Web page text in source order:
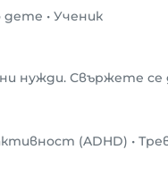
дете • Ученик
нужди. Свържете се
(ADHD) •